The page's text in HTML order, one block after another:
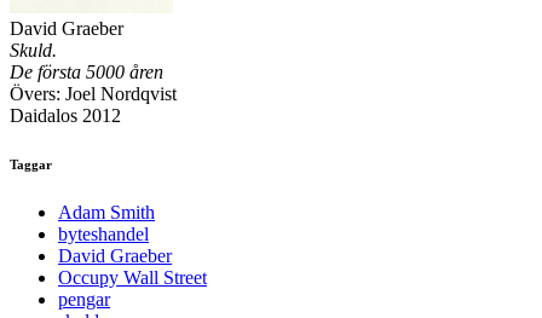
David Graeber
Skuld.
De första 5000 åren
Övers: Joel Nordqvist
Daidalos 2012
Taggar
Adam Smith
byteshandel
David Graeber
Occupy Wall Street
pengar